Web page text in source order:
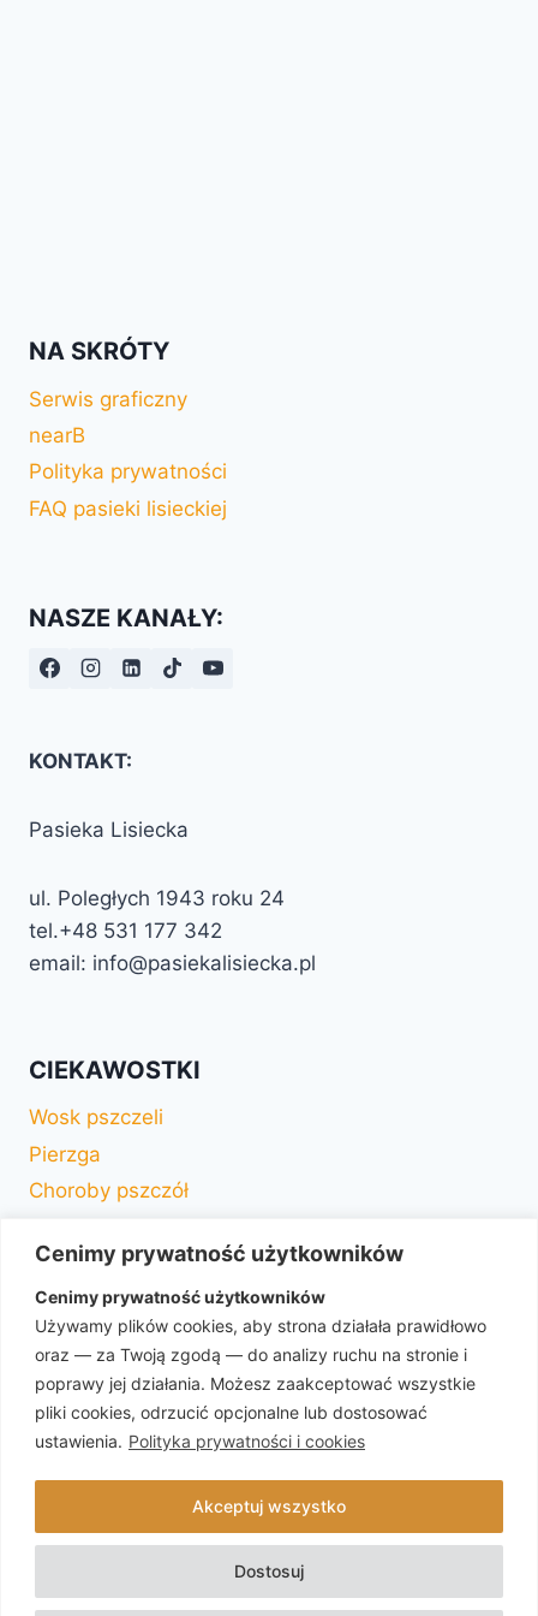
Cenimy prywatność użytkowników
Cenimy prywatność użytkowników
Używamy plików cookies, aby strona działała prawidłowo
oraz — za Twoją zgodą — do analizy ruchu na stronie i
poprawy jej działania. Możesz zaakceptować wszystkie
pliki cookies, odrzucić opcjonalne lub dostosować
ustawienia. Polityka prywatności i cookies
Dostosuj
Akceptuj wszystko
NA SKRÓTY
Serwis graficzny
nearB
Polityka prywatności
FAQ pasieki lisieckiej
NASZE KANAŁY:
KONTAKT:
Pasieka Lisiecka
ul. Poległych 1943 roku 24
tel.+48 531 177 342
email: info@pasiekalisiecka.pl
CIEKAWOSTKI
Wosk pszczeli
Pierzga
Choroby pszczół
Słownik pszczelarza
Choroby czerwiu
Murarka
Komórki trutowe
Rasy pszczół w Polsce
Varroa destructor
Mleczko pszczele
© 2026 Pasieka Lisiecka